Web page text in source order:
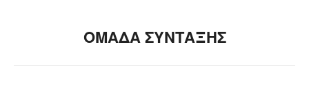
ΟΜΑΔΑ ΣΥΝΤΑΞΗΣ